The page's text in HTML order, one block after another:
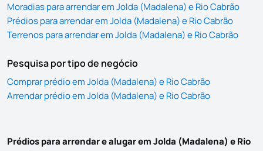
Moradias para arrendar em Jolda (Madalena) e Rio Cabrão
Prédios para arrendar em Jolda (Madalena) e Rio Cabrão
Terrenos para arrendar em Jolda (Madalena) e Rio Cabrão
Pesquisa por tipo de negócio
Comprar prédio em Jolda (Madalena) e Rio Cabrão
Arrendar prédio em Jolda (Madalena) e Rio Cabrão
Prédios para arrendar e alugar em Jolda (Madalena) e Rio